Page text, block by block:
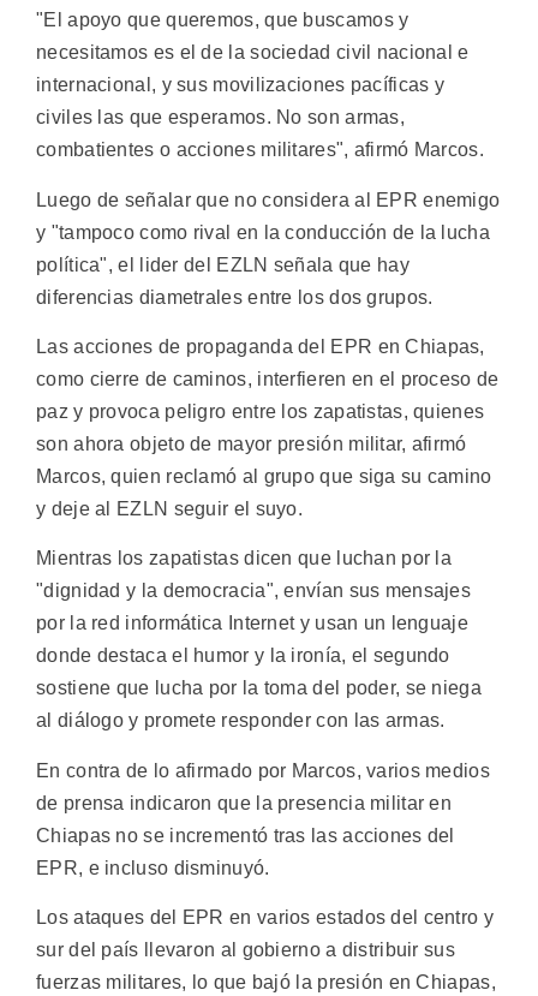
"El apoyo que queremos, que buscamos y
necesitamos es el de la sociedad civil nacional e
internacional, y sus movilizaciones pacíficas y
civiles las que esperamos. No son armas,
combatientes o acciones militares", afirmó Marcos.
Luego de señalar que no considera al EPR enemigo
y "tampoco como rival en la conducción de la lucha
política", el lider del EZLN señala que hay
diferencias diametrales entre los dos grupos.
Las acciones de propaganda del EPR en Chiapas,
como cierre de caminos, interfieren en el proceso de
paz y provoca peligro entre los zapatistas, quienes
son ahora objeto de mayor presión militar, afirmó
Marcos, quien reclamó al grupo que siga su camino
y deje al EZLN seguir el suyo.
Mientras los zapatistas dicen que luchan por la
"dignidad y la democracia", envían sus mensajes
por la red informática Internet y usan un lenguaje
donde destaca el humor y la ironía, el segundo
sostiene que lucha por la toma del poder, se niega
al diálogo y promete responder con las armas.
En contra de lo afirmado por Marcos, varios medios
de prensa indicaron que la presencia militar en
Chiapas no se incrementó tras las acciones del
EPR, e incluso disminuyó.
Los ataques del EPR en varios estados del centro y
sur del país llevaron al gobierno a distribuir sus
fuerzas militares, lo que bajó la presión en Chiapas,